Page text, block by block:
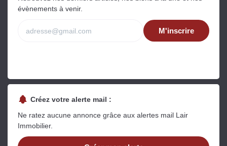
évènements à venir.
M'inscrire
Créez votre alerte mail :
Ne ratez aucune annonce grâce aux alertes mail Lair
Immobilier.